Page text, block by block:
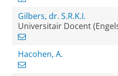
Gilbers, dr. S.R.K.I.
Universitair Docent
Hacohen, A.